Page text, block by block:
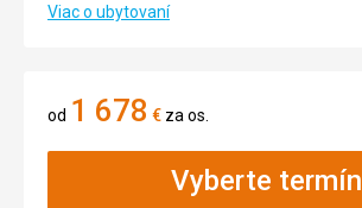
Viac o ubytovaní
od 1 678 € za os.
Vyberte termín